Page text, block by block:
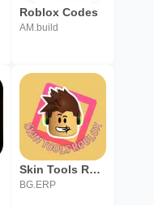
Roblox Codes
AM.build
Skin Tools Roblox
BG.ERP